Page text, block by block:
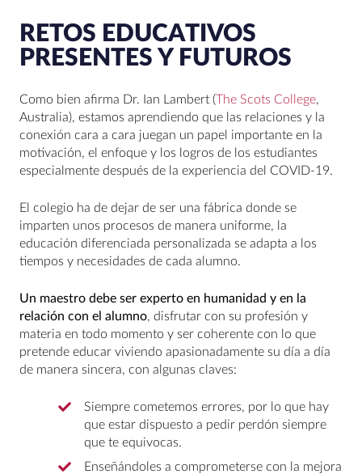
RETOS EDUCATIVOS
PRESENTES Y FUTUROS
Como bien afirma Dr. Ian Lambert (The Scots College,
Australia), estamos aprendiendo que las relaciones y la
conexión cara a cara juegan un papel importante en la
motivación, el enfoque y los logros de los estudiantes
especialmente después de la experiencia del COVID-19.
El colegio ha de dejar de ser una fábrica donde se
imparten unos procesos de manera uniforme, la
educación diferenciada personalizada se adapta a los
tiempos y necesidades de cada alumno.
Un maestro debe ser experto en humanidad y en la
relación con el alumno, disfrutar con su profesión y
materia en todo momento y ser coherente con lo que
pretende educar viviendo apasionadamente su día a día
de manera sincera, con algunas claves:
Siempre cometemos errores, por lo que hay
que estar dispuesto a pedir perdón siempre
que te equivocas.
Enseñándoles a comprometerse con la mejora